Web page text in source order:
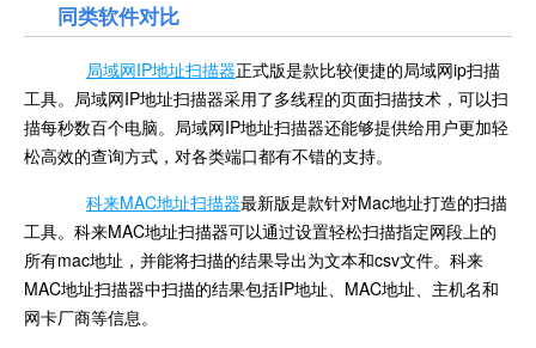
同类软件对比
局域网IP地址扫描器正式版是款比较便捷的局域网ip扫描
工具。局域网IP地址扫描器采用了多线程的页面扫描技术，可以扫
描每秒数百个电脑。局域网IP地址扫描器还能够提供给用户更加轻
松高效的查询方式，对各类端口都有不错的支持。
科来MAC地址扫描器最新版是款针对Mac地址打造的扫描
工具。科来MAC地址扫描器可以通过设置轻松扫描指定网段上的
所有mac地址，并能将扫描的结果导出为文本和csv文件。科来
MAC地址扫描器中扫描的结果包括IP地址、MAC地址、主机名和
网卡厂商等信息。